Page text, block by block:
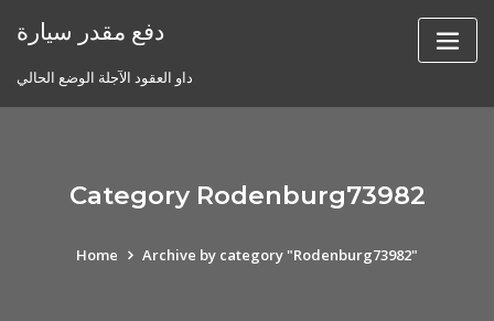
دفع مقدر سيارة
داو العقود الآجلة الوضع الحالي
Category Rodenburg73982
Home Archive by category "Rodenburg73982"